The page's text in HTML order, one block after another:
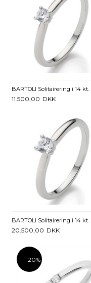
11.500,00 DKK
20.500,00 DKK
-20%